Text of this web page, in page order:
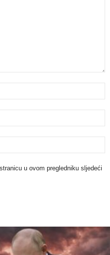
u ovom pregledniku sljedeći